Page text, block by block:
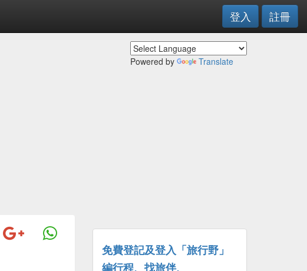
登入 註冊
Powered by Translate
免費登記及登入「旅行野」
編行程、找旅伴、